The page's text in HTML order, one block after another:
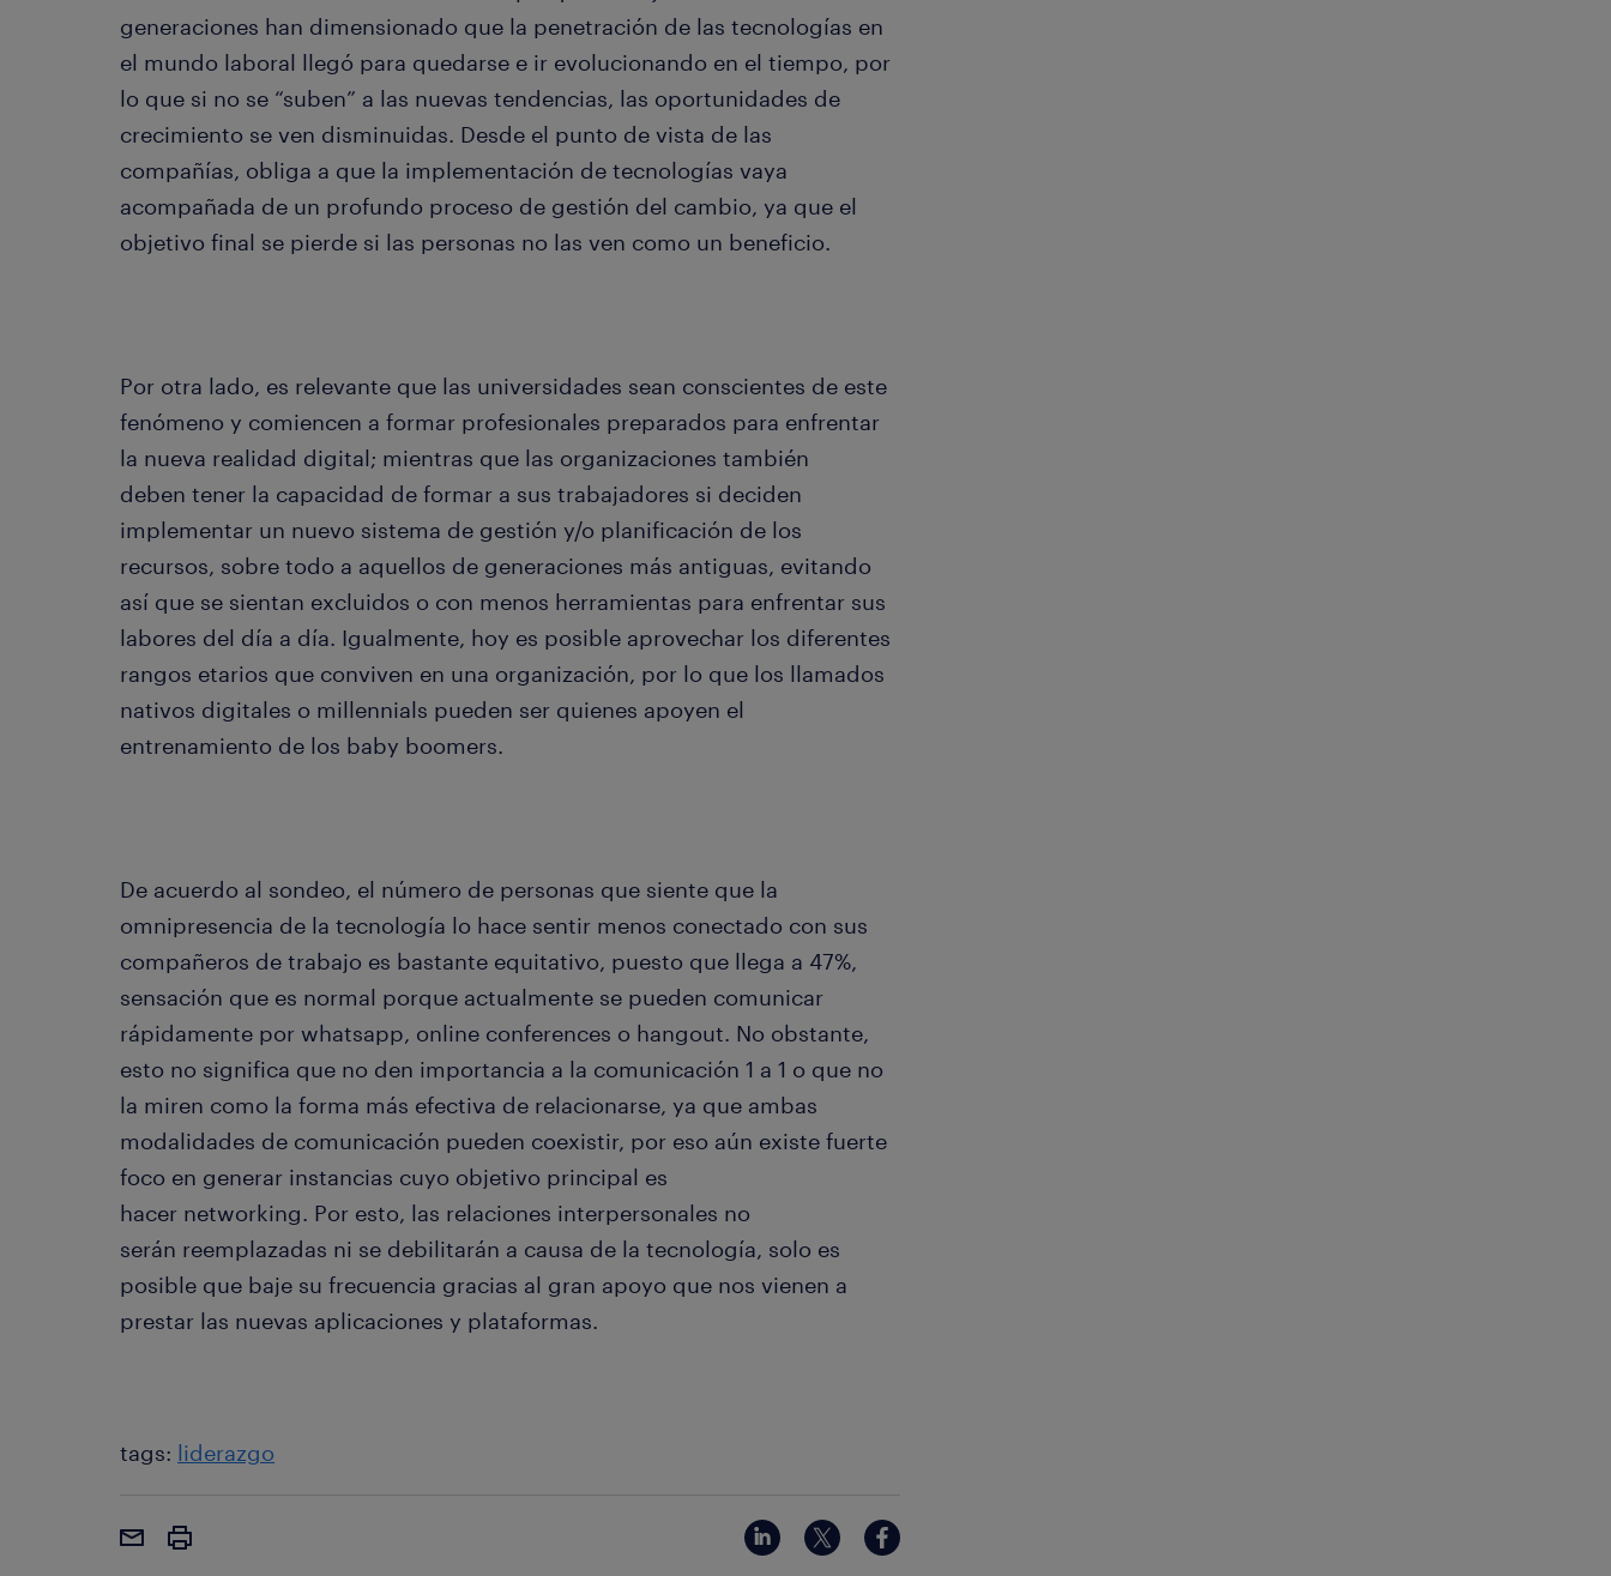
generaciones han dimensionado que la penetración de las tecnologías en
el mundo laboral llegó para quedarse e ir evolucionando en el tiempo, por
lo que si no se “suben” a las nuevas tendencias, las oportunidades de
crecimiento se ven disminuidas. Desde el punto de vista de las
compañías, obliga a que la implementación de tecnologías vaya
acompañada de un profundo proceso de gestión del cambio, ya que el
objetivo final se pierde si las personas no las ven como un beneficio.
Por otra lado, es relevante que las universidades sean conscientes de este
fenómeno y comiencen a formar profesionales preparados para enfrentar
la nueva realidad digital; mientras que las organizaciones también
deben tener la capacidad de formar a sus trabajadores si deciden
implementar un nuevo sistema de gestión y/o planificación de los
recursos, sobre todo a aquellos de generaciones más antiguas, evitando
así que se sientan excluidos o con menos herramientas para enfrentar sus
labores del día a día. Igualmente, hoy es posible aprovechar los diferentes
rangos etarios que conviven en una organización, por lo que los llamados
nativos digitales o millennials pueden ser quienes apoyen el
entrenamiento de los baby boomers.
De acuerdo al sondeo, el número de personas que siente que la
omnipresencia de la tecnología lo hace sentir menos conectado con sus
compañeros de trabajo es bastante equitativo, puesto que llega a 47%,
sensación que es normal porque actualmente se pueden comunicar
rápidamente por whatsapp, online conferences o hangout. No obstante,
esto no significa que no den importancia a la comunicación 1 a 1 o que no
la miren como la forma más efectiva de relacionarse, ya que ambas
modalidades de comunicación pueden coexistir, por eso aún existe fuerte
foco en generar instancias cuyo objetivo principal es
hacer networking. Por esto, las relaciones interpersonales no
serán reemplazadas ni se debilitarán a causa de la tecnología, solo es
posible que baje su frecuencia gracias al gran apoyo que nos vienen a
prestar las nuevas aplicaciones y plataformas.
tags: liderazgo